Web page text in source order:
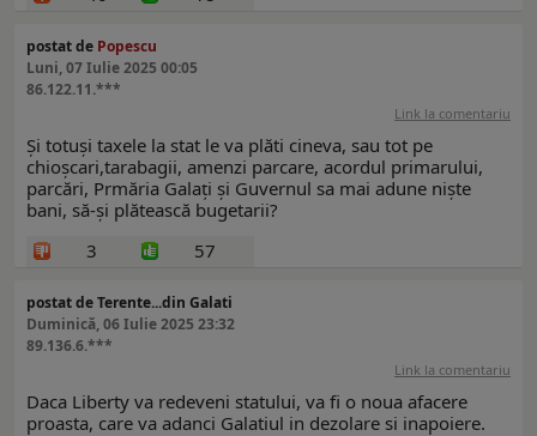
postat de Popescu
Luni, 07 Iulie 2025 00:05
86.122.11.***
Link la comentariu
Și totuși taxele la stat le va plăti cineva, sau tot pe
chioșcari,tarabagii, amenzi parcare, acordul primarului,
parcări, Prmăria Galați și Guvernul sa mai adune niște
bani, să-și plătească bugetarii?
3
57
postat de Terente...din Galati
Duminică, 06 Iulie 2025 23:32
89.136.6.***
Link la comentariu
Daca Liberty va redeveni statului, va fi o noua afacere
proasta, care va adanci Galatiul in dezolare si inapoiere.